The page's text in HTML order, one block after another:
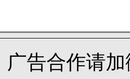
广告合作请加